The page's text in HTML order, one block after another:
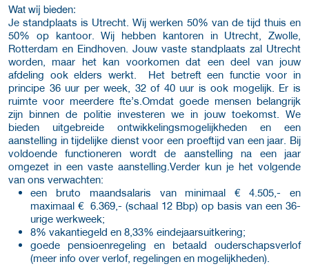
Wat wij bieden:
Je standplaats is Utrecht. Wij werken 50% van de tijd thuis en
50% op kantoor. Wij hebben kantoren in Utrecht, Zwolle,
Rotterdam en Eindhoven. Jouw vaste standplaats zal Utrecht
worden, maar het kan voorkomen dat een deel van jouw
afdeling ook elders werkt. Het betreft een functie voor in
principe 36 uur per week, 32 of 40 uur is ook mogelijk. Er is
ruimte voor meerdere fte’s.Omdat goede mensen belangrijk
zijn binnen de politie investeren we in jouw toekomst. We
bieden uitgebreide ontwikkelingsmogelijkheden en een
aanstelling in tijdelijke dienst voor een proeftijd van een jaar. Bij
voldoende functioneren wordt de aanstelling na een jaar
omgezet in een vaste aanstelling.Verder kun je het volgende
van ons verwachten:
een bruto maandsalaris van minimaal € 4.505,- en
maximaal € 6.369,- (schaal 12 Bbp) op basis van een 36-
urige werkweek;
8% vakantiegeld en 8,33% eindejaarsuitkering;
goede pensioenregeling en betaald ouderschapsverlof
(meer info over verlof, regelingen en mogelijkheden).